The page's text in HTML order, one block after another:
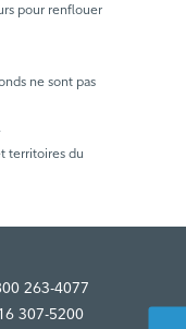
pour renflouer
ne sont pas
territoires du
263-4077
307-5200